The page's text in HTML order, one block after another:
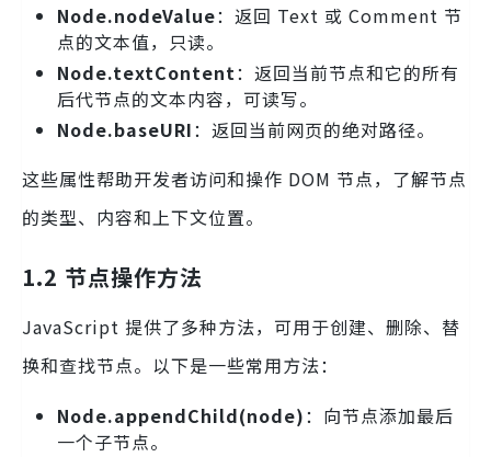
Node.nodeValue：返回 Text 或 Comment 节
点的文本值，只读。
Node.textContent：返回当前节点和它的所有
后代节点的文本内容，可读写。
Node.baseURI：返回当前网页的绝对路径。
这些属性帮助开发者访问和操作 DOM 节点，了解节点
的类型、内容和上下文位置。
1.2 节点操作方法
JavaScript 提供了多种方法，可用于创建、删除、替
换和查找节点。以下是一些常用方法：
Node.appendChild(node)：向节点添加最后
一个子节点。